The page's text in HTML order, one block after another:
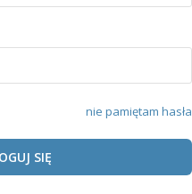
nie pamiętam hasła
SIĘ